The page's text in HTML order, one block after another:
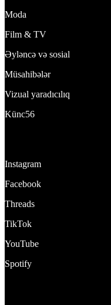
Moda
Film & TV
Əyləncə və sosial
Müsahibələr
Vizual yaradıcılıq
Künc56
Instagram
Facebook
Threads
TikTok
YouTube
Spotify